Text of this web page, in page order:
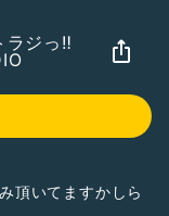
ラジっ‼︎
頂いてますかしら